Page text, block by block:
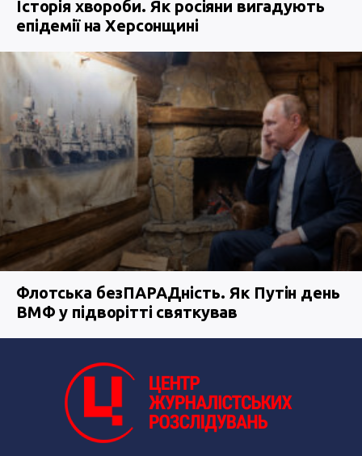
Історія хвороби. Як росіяни вигадують
епідемії на Херсонщині
Флотська безПАРАДність. Як Путін день
ВМФ у підворітті святкував